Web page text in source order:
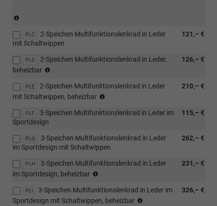
Verbindung
mit
Komfort
Plus
oder
[WSA]
Selection
Plus
Paket))
PLC 121,– €
2-Speichen Multifunktionslenkrad in Leder
mit Schaltwippen
PLD 126,– €
2-Speichen Multifunktionslenkrad in Leder,
beheizbar
Verbindung
mit
Klimaanlage
Zonen)
inkl.
Feuchtigkeitssensor
sowie
Geruchs-
und
Allergenfilter
PLE 210,– €
2-Speichen Multifunktionslenkrad in Leder
mit Schaltwippen, beheizbar
Verbindung
Klimaanlage
Climatronic
(2-
Feuchtigkeitssensor
sowie
PLF 115,– €
3-Speichen Multifunktionslenkrad in Leder im
Sportdesign
PLG 262,– €
3-Speichen Multifunktionslenkrad in Leder
im Sportdesign mit Schaltwippen
PLH 231,– €
3-Speichen Multifunktionslenkrad in Leder
im Sportdesign, beheizbar
Verbindung
mit
PLI 326,– €
3-Speichen Multifunktionslenkrad in Leder im
Sportdesign mit Schaltwippen, beheizbar